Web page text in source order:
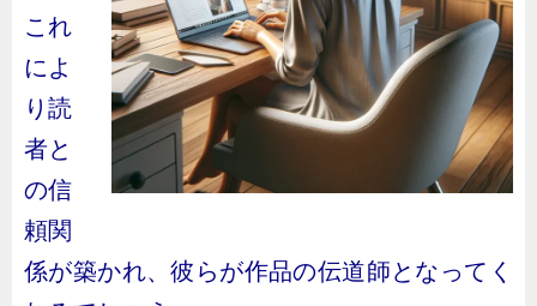
これ
によ
り読
者と
の信
頼関
係が築かれ、彼らが作品の伝道師となってく